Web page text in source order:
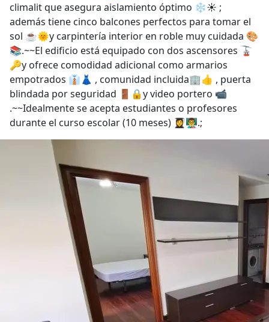
climalit que asegura aislamiento óptimo ❄️☀️ ;
además tiene cinco balcones perfectos para tomar el
sol ☕🌞y carpintería interior en roble muy cuidada 🎨
📚.~~El edificio está equipado con dos ascensores 🚡
🔑y ofrece comodidad adicional como armarios
empotrados 👔👗 , comunidad incluida🏢👍 , puerta
blindada por seguridad 🚪🔒y video portero 📹
.~~Idealmente se acepta estudiantes o profesores
durante el curso escolar (10 meses) 👩‍🎓👨‍🏫.;